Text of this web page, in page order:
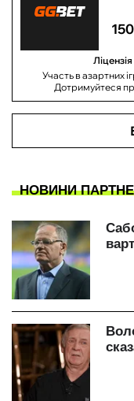
Участь в азартних
Дотримуйтеся